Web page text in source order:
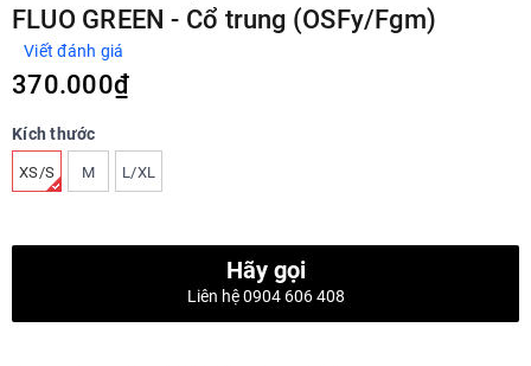
FLUO GREEN - Cổ trung (OSFy/Fgm)
Viết đánh giá
370.000₫
Kích thước
XS/S M L/XL
Hãy gọi
Liên hệ 0904 606 408